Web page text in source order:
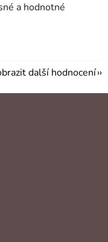
a hodnotné
další hodnocení